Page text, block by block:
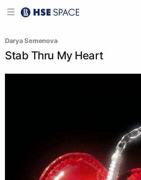
Darya Semenova
Stab Thru My Heart